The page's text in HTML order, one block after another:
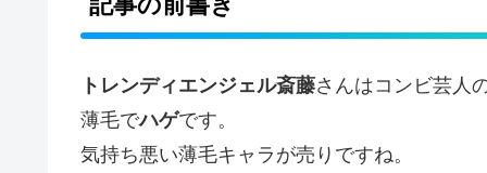
トレンディエンジェル斎藤さんはコンビ芸人
薄毛でハゲです。
気持ち悪い薄毛キャラが売りですね。